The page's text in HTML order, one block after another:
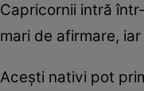
Capricornii intră
mari de afirmare,
Acești nativi pot